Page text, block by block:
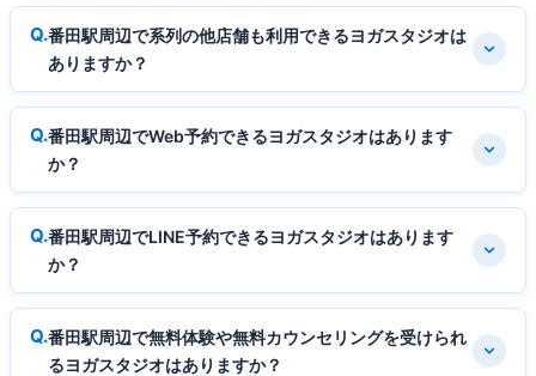
番田駅周辺で系列の他店舗も利用できるヨガスタジオは
ありますか？
番田駅周辺でWeb予約できるヨガスタジオはあります
か？
番田駅周辺でLINE予約できるヨガスタジオはあります
か？
番田駅周辺で無料体験や無料カウンセリングを受けられ
るヨガスタジオはありますか？